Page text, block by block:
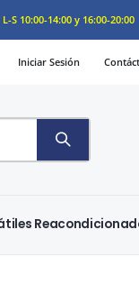
L-S 10:00-14:00 y 16:00-20:00
Iniciar Sesión